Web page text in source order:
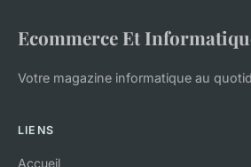
Ecommerce Et
Votre magazine informatique au
LIENS
Accueil